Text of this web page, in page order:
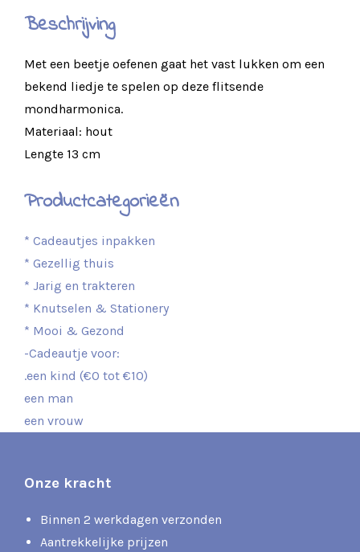
Beschrijving
Met een beetje oefenen gaat het vast lukken om een
bekend liedje te spelen op deze flitsende
mondharmonica.
Materiaal: hout
Lengte 13 cm
Productcategorieën
* Cadeautjes inpakken
* Gezellig thuis
* Jarig en trakteren
* Knutselen & Stationery
* Mooi & Gezond
-Cadeautje voor:
.een kind (€0 tot €10)
een man
een vrouw
Onze kracht
Binnen 2 werkdagen verzonden
Aantrekkelijke prijzen